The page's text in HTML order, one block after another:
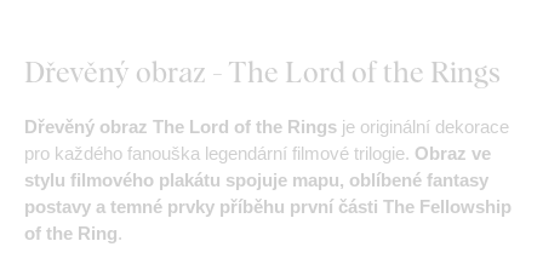
Dřevěný obraz - The Lord of the Rings
Dřevěný obraz The Lord of the Rings je originální dekorace
pro každého fanouška legendární filmové trilogie. Obraz ve
stylu filmového plakátu spojuje mapu, oblíbené fantasy
postavy a temné prvky příběhu první části The Fellowship
of the Ring.